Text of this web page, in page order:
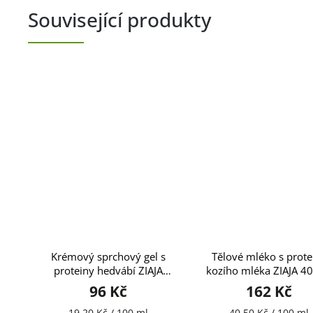
Související produkty
Krémový sprchový gel s
proteiny hedvábí ZIAJA
500ml
96 Kč
Tělové mléko s
kozího mléka ZIAJA
162 Kč